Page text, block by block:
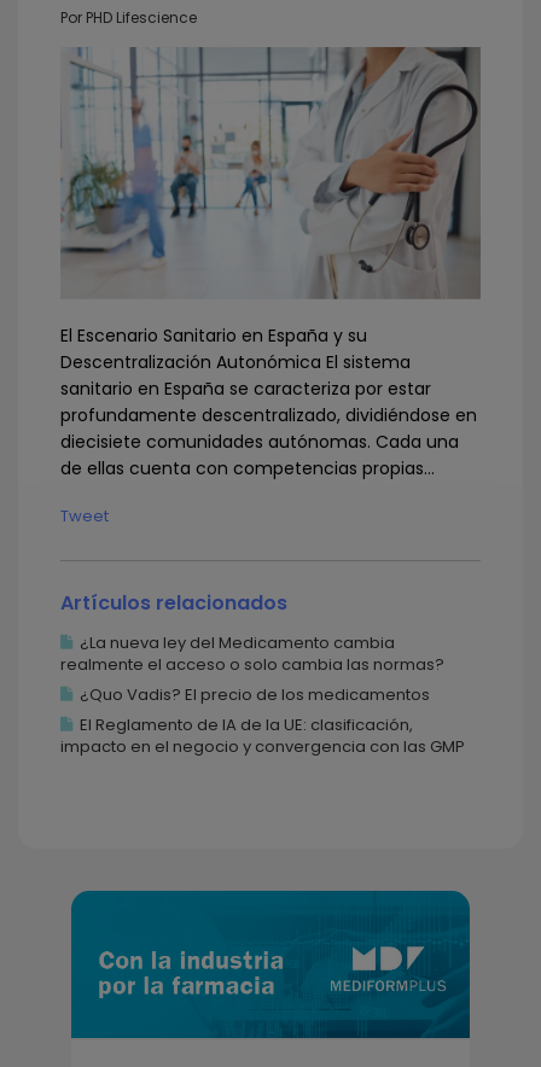
Por PHD Lifescience
El Escenario Sanitario en España y su
Descentralización Autonómica El sistema
sanitario en España se caracteriza por estar
profundamente descentralizado, dividiéndose en
diecisiete comunidades autónomas. Cada una
de ellas cuenta con competencias propias...
Tweet
Artículos relacionados
¿La nueva ley del Medicamento cambia
realmente el acceso o solo cambia las normas?
¿Quo Vadis? El precio de los medicamentos
El Reglamento de IA de la UE: clasificación,
impacto en el negocio y convergencia con las GMP